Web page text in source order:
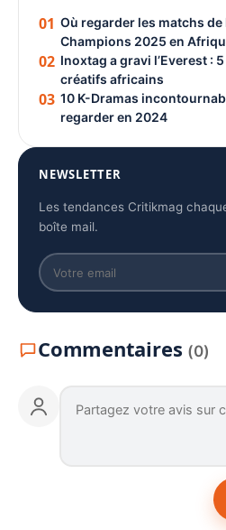
01 Où regarder les matchs de
Champions 2025 en
02 Inoxtag a gravi l’Everest :
créatifs africains
03 10 K-Dramas
regarder en 2024
NEWSLETTER
Les tendances Critikmag
boîte mail.
Commentaires (0)